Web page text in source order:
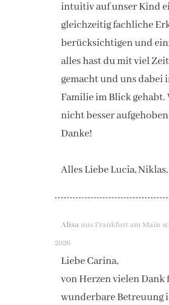
intuitiv auf unser Kind
gleichzeitig fachliche
berücksichtigen und
alles hast du mit viel
gemacht und uns dabei
Familie im Blick
nicht besser
Danke!
Alles Liebe Lucia,
Alisaaus Frankfurt am Main
2026
Liebe Carina,
von Herzen vielen Dank
wunderbare Betreuung